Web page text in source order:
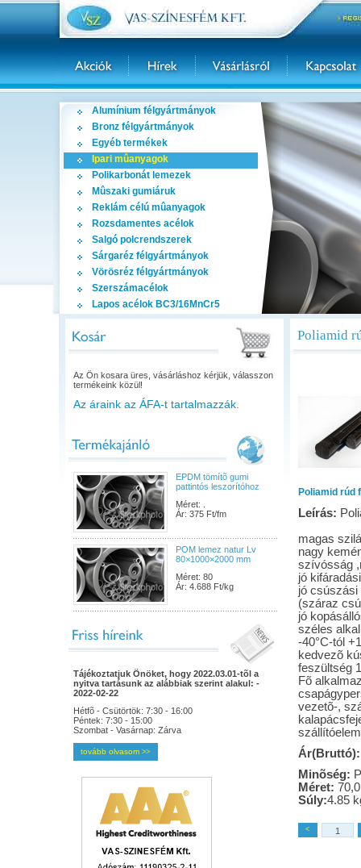
Alumínium félgyártmányok
Bronz félgyártmányok
Egyéb termékek
Ipari mûanyagok
Polikarbonát lemezek
Mûszaki gumiáruk
Reklám célú mûanyagok
Rozsdamentes acélok
Salgó polcrendszerek
Sárgaréz félgyártmányok
Vörösréz félgyártmányok
Szerszámacélok
Lapos acélok BC3/16MnCr5
Az Ön kosara üres, vásárláshoz kérjük, válasszon
termékeink közül!
Az áraink az ÁFA-t tartalmazzák.
EPDM tömítõ gumi
pattintós leszorítóhoz
Méret: .
Ár: 375 Ft/fm
POM lemez natur Lv
80×1000×2000 mm
Méret: 80
Ár: 4.688 Ft/kg
Tájékoztatjuk Önöket, hogy 2022.03.01-tõl a
nyitva tartásunk az alábbiak szerint alakul: -
2022-02-22
Hétfõ - Csütörtök: 7:30 - 16:00
Péntek: 7:30 - 15:00
Szombat - Vasárnap: Zárva
tovább olvasom >>
Poliamid
Poliamid rúd
Leírás:
magas
nagy
szívósság
jó
jó csúszási
(száraz
jó
széles
-40°C-tól
kedvezõ
feszültség
Fõ
vezetõ-,
Ár(Bruttó):
Minõség:
Méret: 70,0
Súly:4.85
<